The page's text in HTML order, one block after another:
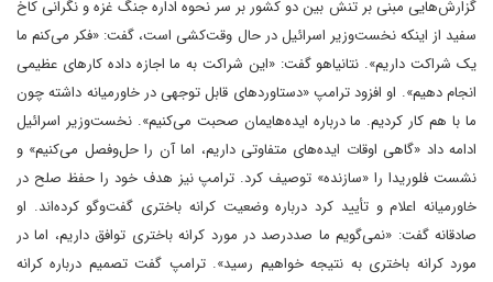
گزارش‌هایی مبنی بر تنش بین دو کشور بر سر نحوه اداره جنگ غزه و نگرانی کاخ
سفید از اینکه نخست‌وزیر اسرائیل در حال وقت‌کشی است، گفت: «فکر می‌کنم ما
یک شراکت داریم». نتانیاهو گفت: «این شراکت به ما اجازه داده کارهای عظیمی
انجام دهیم». او افزود ترامپ «دستاوردهای قابل توجهی در خاورمیانه داشته چون
ما با هم کار کردیم. ما درباره ایده‌هایمان صحبت می‌کنیم». نخست‌وزیر اسرائیل
ادامه داد «گاهی اوقات ایده‌های متفاوتی داریم، اما آن را حل‌وفصل می‌کنیم» و
نشست فلوریدا را «سازنده» توصیف کرد. ترامپ نیز هدف خود را حفظ صلح در
خاورمیانه اعلام و تأیید کرد درباره وضعیت کرانه باختری گفت‌وگو کرده‌اند. او
صادقانه گفت: «نمی‌گویم ما صددرصد در مورد کرانه باختری توافق داریم، اما در
مورد کرانه باختری به نتیجه خواهیم رسید». ترامپ گفت تصمیم درباره کرانه